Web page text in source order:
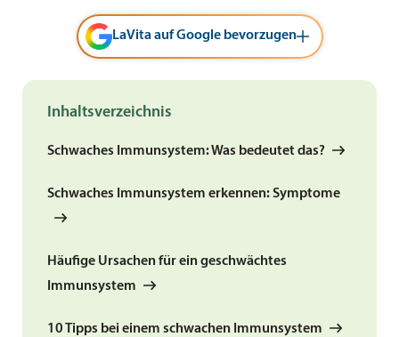
LaVita auf Google bevorzugen
Inhaltsverzeichnis
Schwaches Immunsystem: Was bedeutet das?
Schwaches Immunsystem erkennen: Symptome
Häufige Ursachen für ein geschwächtes
Immunsystem
10 Tipps bei einem schwachen Immunsystem